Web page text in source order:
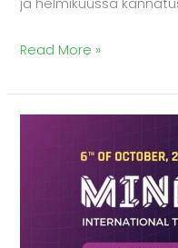
Read More »